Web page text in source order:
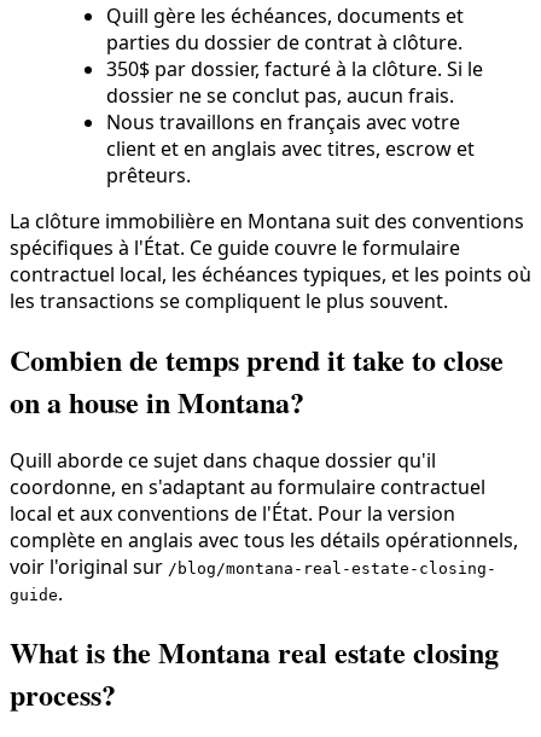
Quill gère les échéances, documents et
parties du dossier de contrat à clôture.
350$ par dossier, facturé à la clôture. Si le
dossier ne se conclut pas, aucun frais.
Nous travaillons en français avec votre
client et en anglais avec titres, escrow et
prêteurs.
La clôture immobilière en Montana suit des conventions
spécifiques à l'État. Ce guide couvre le formulaire
contractuel local, les échéances typiques, et les points où
les transactions se compliquent le plus souvent.
Combien de temps prend it take to close
on a house in Montana?
Quill aborde ce sujet dans chaque dossier qu'il
coordonne, en s'adaptant au formulaire contractuel
local et aux conventions de l'État. Pour la version
complète en anglais avec tous les détails opérationnels,
voir l'original sur /blog/montana-real-estate-closing-
guide.
What is the Montana real estate closing
process?